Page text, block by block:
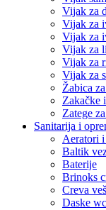
Vijak za
Vijak za
Vijak za
Vijak za
Vijak za
Vijak za
Žabica
Zakačke
Zatege
Sanitarija i
Aeratori
Baltik
Baterije
Brinoks
Creva
Daske